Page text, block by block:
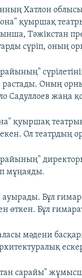
Хатлон
қуыршақ
Тәжікстан
сүріп, оның
растады. Оның
Садуллоев жаңа
қуыршақ
екен. Ол театрдың
мұңаяды.
ауырады. Бұл
өткен. Бұл
мәдени
сарайы"